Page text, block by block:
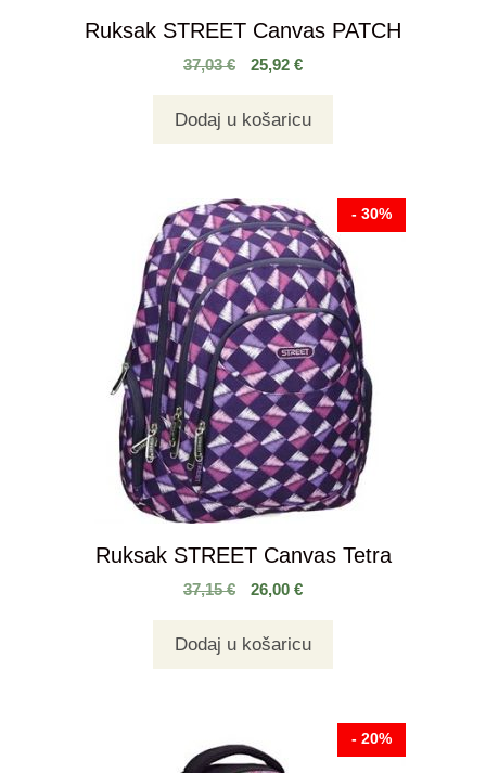
Ruksak STREET Canvas PATCH
37,03€ 25,92 €
Dodaj u košaricu
- 30%
Ruksak STREET Canvas Tetra
37,15€ 26,00 €
Dodaj u košaricu
- 20%